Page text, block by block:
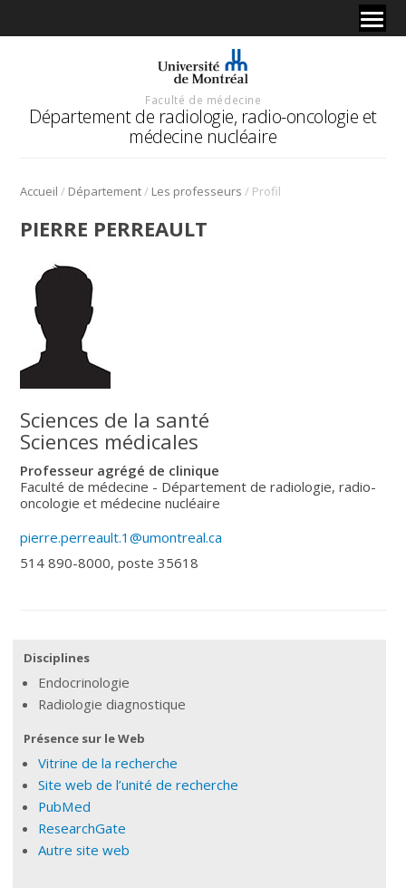
Faculté de médecine
Département de radiologie, radio-oncologie et
médecine nucléaire
Accueil / Département/ Les professeurs / Profil
PIERRE PERREAULT
Sciences de la santé
Sciences médicales
Professeur agrégé de clinique
Faculté de médecine - Département de radiologie, radio-
oncologie et médecine nucléaire
pierre.perreault.1@umontreal.ca
514 890-8000, poste 35618
Disciplines
Endocrinologie
Radiologie diagnostique
Présence sur le Web
Vitrine de la recherche
Site web de l’unité de recherche
PubMed
ResearchGate
Autre site web